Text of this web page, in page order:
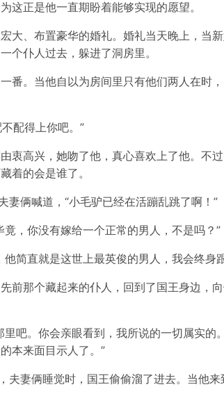
这正是他一直期盼着能够实现的愿望。
大、布置豪华的婚礼。婚礼当天晚上，当
个仆人过去，躲进了洞房里。
番。当他自以为房间里只有他们两人在时
配得上你吧。”
衷高兴，她吻了他，真心喜欢上了他。不
着的会是谁了。
妻俩喊道，“小毛驴已经在活蹦乱跳了啊！”
，你没有嫁给一个正常的男人，不是吗？”
简直就是这世上最英俊的男人，我会终身
前那个藏起来的仆人，回到了国王身边，
吧。你会亲眼看到，我所说的一切属实
本来面目示人了。”
夫妻俩睡觉时，国王偷偷溜了进去。当他